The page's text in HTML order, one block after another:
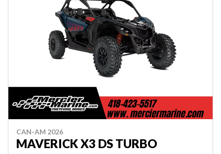
CAN-AM 2026
MAVERICK X3 DS TURBO